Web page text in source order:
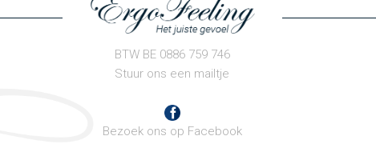
BTW BE 0886 759 746
Stuur ons een mailtje
Bezoek ons op Facebook